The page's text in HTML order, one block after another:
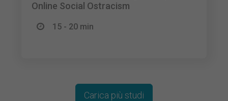
Online Social Ostracism
15 - 20 min
Carica più studi